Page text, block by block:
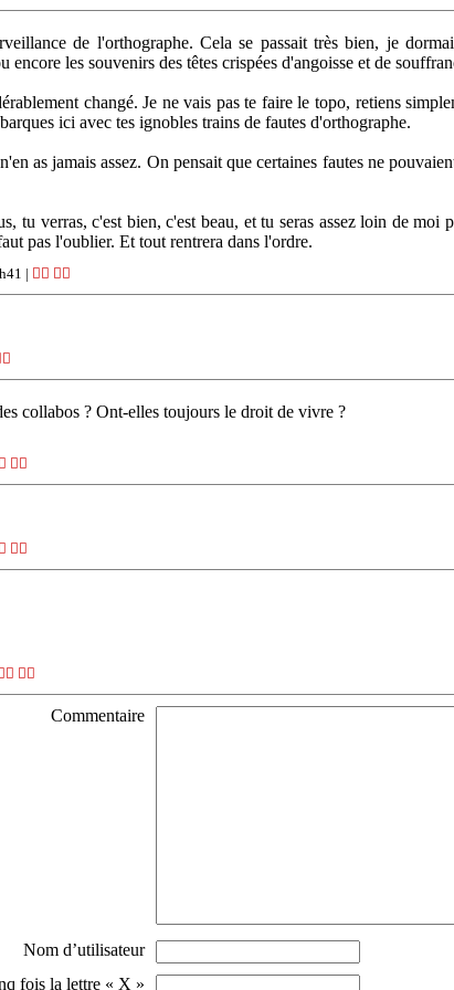
de l'orthographe. Cela se passait très bien, je
les souvenirs des têtes crispées d'angoisse et de
changé. Je ne vais pas te faire le topo, retiens
ici avec tes ignobles trains de fautes d'orthographe.
as jamais assez. On pensait que certaines fautes ne
tu verras, c'est bien, c'est beau, et tu seras assez loin de moi
pas l'oublier. Et tout rentrera dans l'ordre.
| 👍🏽 👎🏽
collabos ? Ont-elles toujours le droit de vivre ?
👎🏽
👎🏽
👍🏽 👎🏽
Commentaire
Nom d’utilisateur
fois la lettre « X »